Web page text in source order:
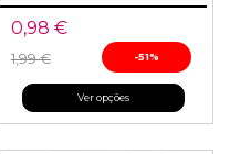
0,98 €
1,99 € -51%
Ver opções